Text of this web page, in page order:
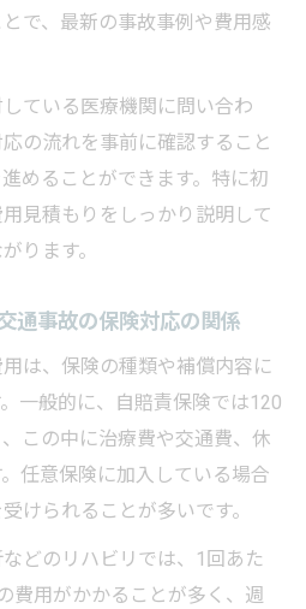
で、最新の事故事例や費用感
ている医療機関に問い合わ
の流れを事前に確認すること
めることができます。特に初
見積もりをしっかり説明して
ります。
通事故の保険対応の関係
は、保険の種類や補償内容に
一般的に、自賠責保険では120
この中に治療費や交通費、休
任意保険に加入している場合
けられることが多いです。
どのリハビリでは、1回あた
費用がかかることが多く、週